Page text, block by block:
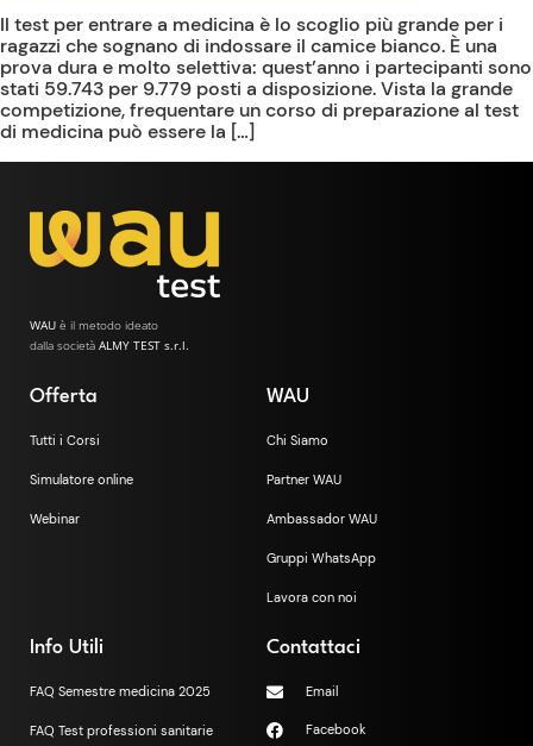
Il test per entrare a medicina è lo scoglio più grande per i
ragazzi che sognano di indossare il camice bianco. È una
prova dura e molto selettiva: quest’anno i partecipanti sono
stati 59.743 per 9.779 posti a disposizione. Vista la grande
competizione, frequentare un corso di preparazione al test
di medicina può essere la […]
WAU è il metodo ideato
dalla società ALMY TEST s.r.l.
Offerta
Tutti i Corsi
Simulatore online
Webinar
WAU
Chi Siamo
Partner WAU
Ambassador WAU
Gruppi WhatsApp
Lavora con noi
Info Utili
FAQ Semestre medicina 2025
FAQ Test professioni sanitarie
Contattaci
Email
Facebook